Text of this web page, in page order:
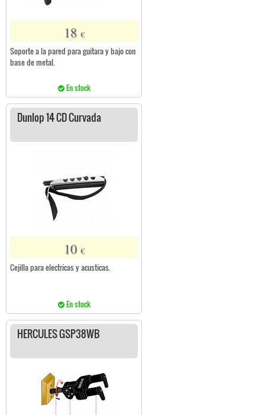
18 €
Soporte a la pared para guitara y bajo con
base de metal.
En stock
Dunlop 14 CD Curvada
10 €
Cejilla para electricas y acusticas.
En stock
HERCULES GSP38WB